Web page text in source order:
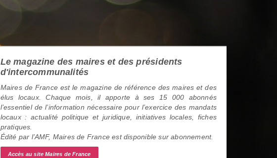
Le magazine des maires et des présidents
d'intercommunalités
Maires de France est le magazine de référence des maires et des
élus locaux. Chaque mois, il apporte à ses 15 000 abonnés
l’essentiel de l’information nécessaire pour l’exercice des mandats
locaux : actualité politique et juridique, initiatives locales, fiches
pratiques.
Édité par l’AMF, Maires de France est disponible sur abonnement.
Accès au site Maires de France